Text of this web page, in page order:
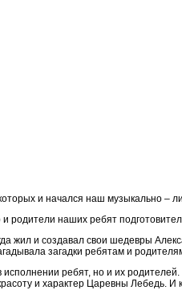
и начался наш музыкально –
и родители наших ребят
жил и создавал свои шедевры
загадки ребятам и
ребят, но и их
и характер Царевны Лебедь. И